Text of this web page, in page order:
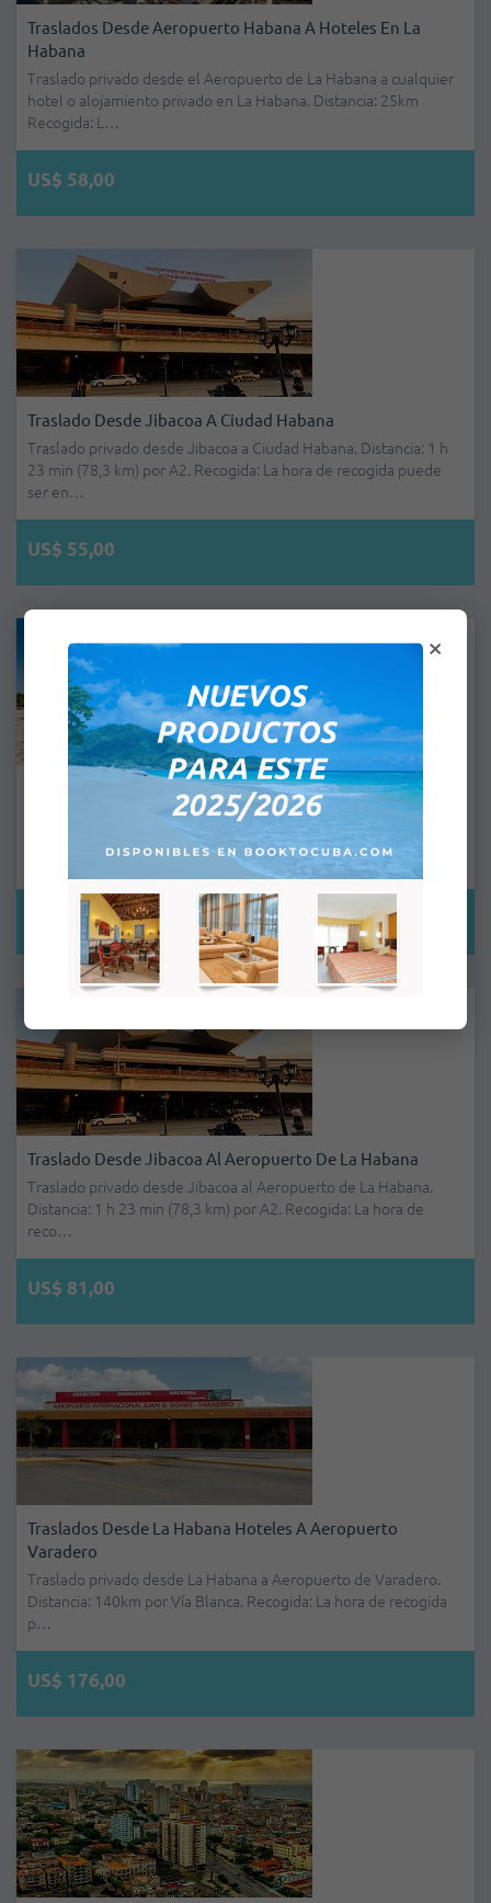
Traslados Desde Aeropuerto Habana A Hoteles En La
Habana
Traslado privado desde el Aeropuerto de La Habana a cualquier
hotel o alojamiento privado en La Habana. Distancia: 25km
Recogida: L…
US$ 58,00
Traslado Desde Jibacoa A Ciudad Habana
Traslado privado desde Jibacoa a Ciudad Habana. Distancia: 1 h
23 min (78,3 km) por A2. Recogida: La hora de recogida puede
ser en…
US$ 55,00
Traslado Desde Playas Del Este A Ciudad De La Habana
Traslado privado desde Playas del Este a Ciudad de La Habana.
Distancia: 45km por Vía Blanca. Recogida: La hora de recogida
US$ 36,00
Traslado Desde Jibacoa Al Aeropuerto De La Habana
Traslado privado desde Jibacoa al Aeropuerto de La Habana.
Distancia: 1 h 23 min (78,3 km) por A2. Recogida: La hora de
reco…
US$ 81,00
Traslados Desde La Habana Hoteles A Aeropuerto
Varadero
Traslado privado desde La Habana a Aeropuerto de Varadero.
Distancia: 140km por Vía Blanca. Recogida: La hora de recogida
p…
US$ 176,00
×